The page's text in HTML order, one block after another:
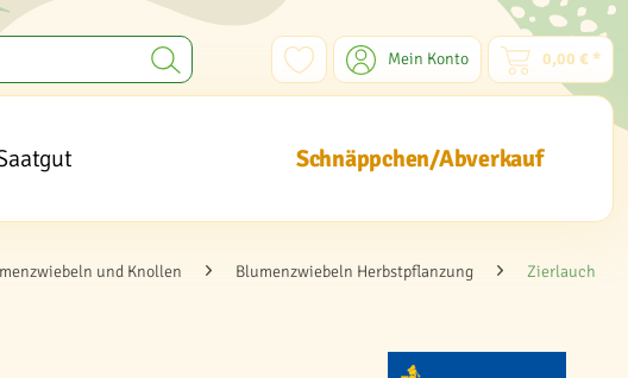
Mein Konto 0,00 € *
Schnäppchen/Abverkauf
und Knollen Blumenzwiebeln Herbstpflanzung Zierlauch